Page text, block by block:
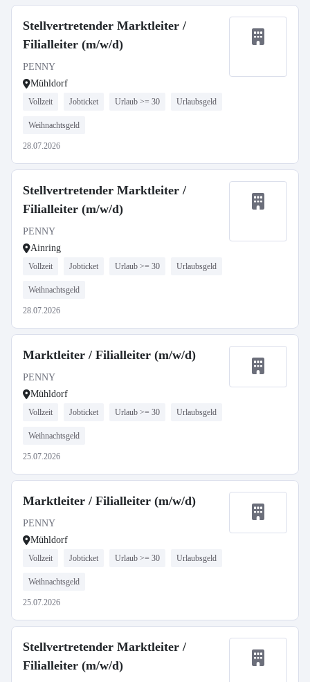
Stellvertretender Marktleiter /
Filialleiter (m/w/d)
PENNY
Mühldorf
Vollzeit Jobticket Urlaub >= 30 Urlaubsgeld
Weihnachtsgeld
28.07.2026
Stellvertretender Marktleiter /
Filialleiter (m/w/d)
PENNY
Ainring
Vollzeit Jobticket Urlaub >= 30 Urlaubsgeld
Weihnachtsgeld
28.07.2026
Marktleiter / Filialleiter (m/w/d)
PENNY
Mühldorf
Vollzeit Jobticket Urlaub >= 30 Urlaubsgeld
Weihnachtsgeld
25.07.2026
Marktleiter / Filialleiter (m/w/d)
PENNY
Mühldorf
Vollzeit Jobticket Urlaub >= 30 Urlaubsgeld
Weihnachtsgeld
25.07.2026
Stellvertretender Marktleiter /
Filialleiter (m/w/d)